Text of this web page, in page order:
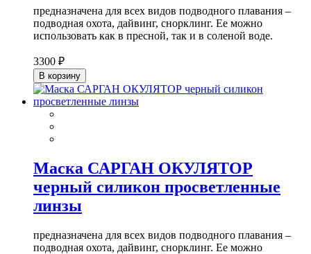
предназначена для всех видов подводного плавания –
подводная охота, дайвинг, снорклинг. Ее можно
использовать как в пресной, так и в соленой воде.
3300 ₽
В корзину
Маска САРГАН ОКУЛЯТОР
черный силикон просветленные
линзы
предназначена для всех видов подводного плавания –
подводная охота, дайвинг, снорклинг. Ее можно